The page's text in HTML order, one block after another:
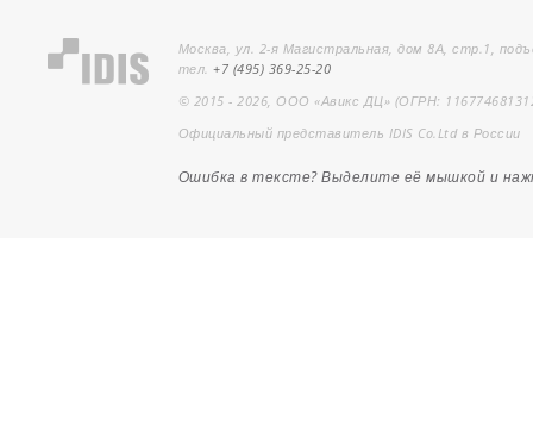
Москва, ул. 2-я Магистральная, дом 8А, стр.1,
тел.+7 (495) 369-25-20
© 2015 - 2026, ООО «Авикс ДЦ» (ОГРН:
Официальный представитель IDIS Co.Ltd в России
Ошибка в тексте? Выделите её мышкой и